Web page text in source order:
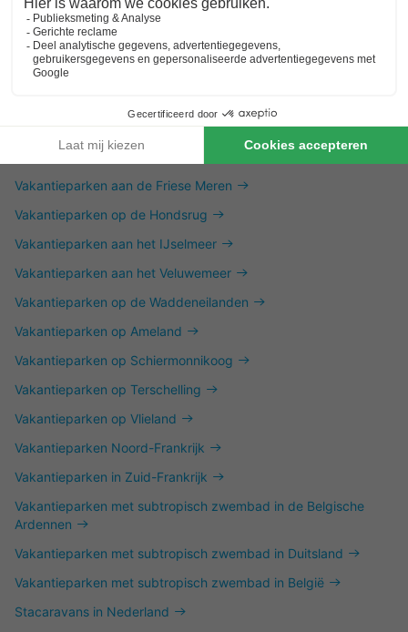
Vakantieparken in Zuid-Limburg
Vakantieparken in de Achterhoek
Vakantieparken op de Utrechtse Heuvelrug
Vakantieparken in het Vechtdal
Vakantieparken aan de Friese Meren
Vakantieparken op de Hondsrug
Vakantieparken aan het IJselmeer
Vakantieparken aan het Veluwemeer
Vakantieparken op de Waddeneilanden
Vakantieparken op Ameland
Vakantieparken op Schiermonnikoog
Vakantieparken op Terschelling
Vakantieparken op Vlieland
Vakantieparken Noord-Frankrijk
Vakantieparken in Zuid-Frankrijk
Vakantieparken met subtropisch zwembad in de Belgische
Ardennen
Vakantieparken met subtropisch zwembad in Duitsland
Vakantieparken met subtropisch zwembad in België
Stacaravans in Nederland